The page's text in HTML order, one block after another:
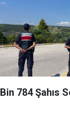
Bin 784 Şahıs